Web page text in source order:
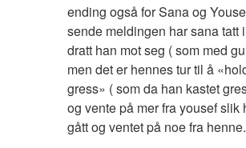
ending også for Sana og
sende meldingen har sana tatt
dratt han mot seg ( som med
men det er hennes tur til å
gress» ( som da han kastet
og vente på mer fra yousef slik
gått og ventet på noe fra henne.